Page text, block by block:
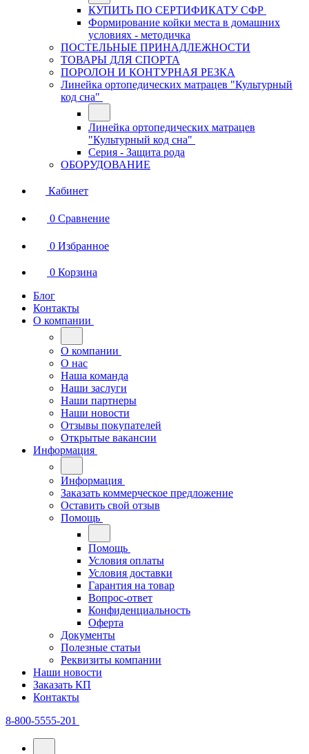
КУПИТЬ ПО СЕРТИФИКАТУ СФР
Формирование койки места в домашних
условиях - методичка
ПОСТЕЛЬНЫЕ ПРИНАДЛЕЖНОСТИ
ТОВАРЫ ДЛЯ СПОРТА
ПОРОЛОН И КОНТУРНАЯ РЕЗКА
Линейка ортопедических матрацев "Культурный
код сна"
Линейка ортопедических матрацев
"Культурный код сна"
Серия - Защита рода
ОБОРУДОВАНИЕ
Кабинет
0 Сравнение
0 Избранное
0 Корзина
Блог
Контакты
О компании
О компании
О нас
Наша команда
Наши заслуги
Наши партнеры
Наши новости
Отзывы покупателей
Открытые вакансии
Информация
Информация
Заказать коммерческое предложение
Оставить свой отзыв
Помощь
Помощь
Условия оплаты
Условия доставки
Гарантия на товар
Вопрос-ответ
Конфиденциальность
Оферта
Документы
Полезные статьи
Реквизиты компании
Наши новости
Заказать КП
Контакты
8-800-5555-201